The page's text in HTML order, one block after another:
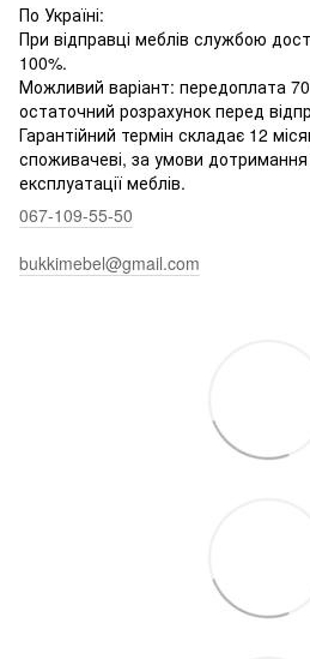
По Україні:
При відправці меблів службою
100%.
Можливий варіант: передоплата
остаточний розрахунок перед
Гарантійний термін складає 12
споживачеві, за умови дотримання
експлуатації меблів.
067-109-55-50
bukkimebel@gmail.com